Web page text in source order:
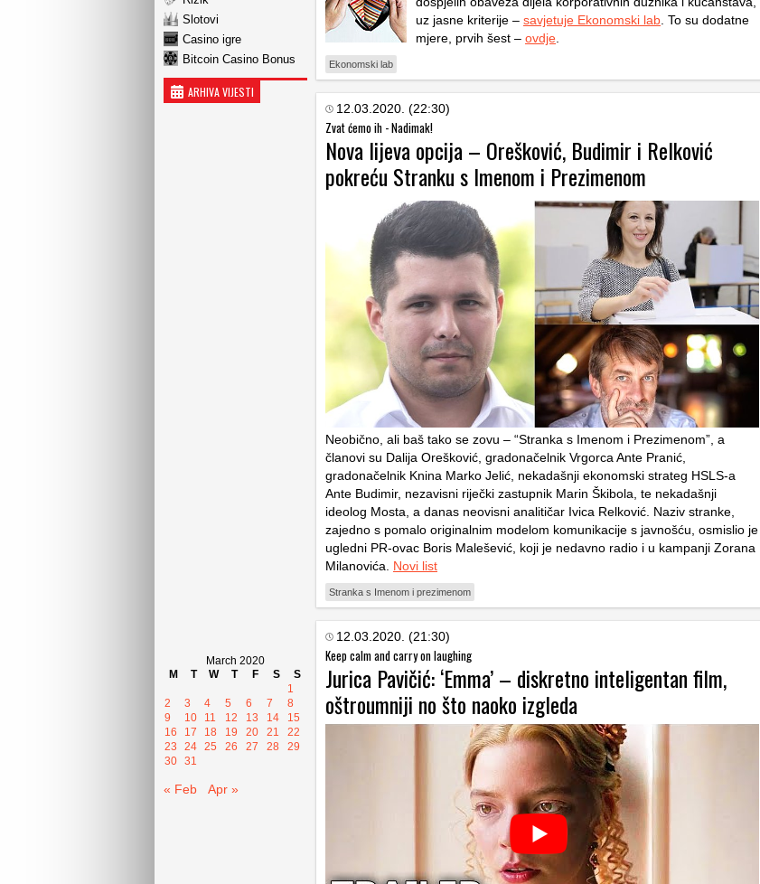
Slotovi
Casino igre
Bitcoin Casino Bonus
ARHIVA VIJESTI
March 2020
M
T W T F S
S
1
2
3 4 5 6 7
8
9
10 11 12 13 14
15
16
17 18 19 20 21
22
23
24 25 26 27 28
29
30 31
« Feb Apr »
uz jasne kriterije – savjetuje Ekonomski lab . To su dodatne
mjere, prvih šest – ovdje
Ekonomski lab
12.03.2020. (22:30)
Zvat ćemo ih - Nadimak!
Nova lijeva opcija – Orešković, Budimir i Relković
pokreću Stranku s Imenom i Prezimenom
Neobično, ali baš tako se zovu – “Stranka s Imenom i Prezimenom”, a
članovi su Dalija Orešković, gradonačelnik Vrgorca Ante Pranić,
gradonačelnik Knina Marko Jelić, nekadašnji ekonomski strateg HSLS-a
Ante Budimir, nezavisni riječki zastupnik Marin Škibola, te nekadašnji
ideolog Mosta, a danas neovisni analitičar Ivica Relković. Naziv stranke,
zajedno s pomalo originalnim modelom komunikacije s javnošću, osmislio je
ugledni PR-ovac Boris Malešević, koji je nedavno radio i u kampanji Zorana
Milanovića. Novi list
Stranka s Imenom i prezimenom
12.03.2020. (21:30)
Keep calm and carry on laughing
Jurica Pavičić: ‘Emma’ – diskretno inteligentan film,
oštroumniji no što naoko izgleda